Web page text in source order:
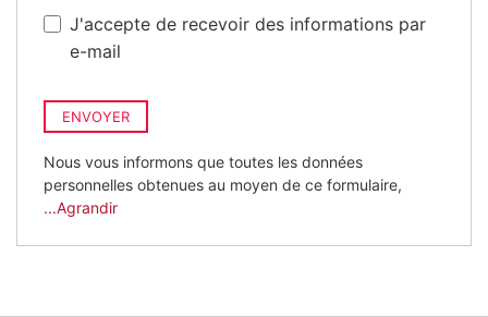
J'accepte de recevoir des informations par
e-mail
ENVOYER
Nous vous informons que toutes les données
personnelles obtenues au moyen de ce formulaire,
...Agrandir